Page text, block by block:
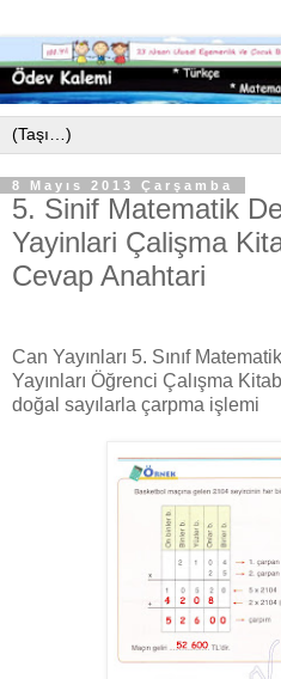
8 Mayıs 2013 Çarşamba
5. Sinif Matematik
Yayinlari Çalişma
Cevap Anahtari
Can Yayınları 5. Sınıf
Yayınları Öğrenci Çalışma
doğal sayılarla çarpma işlemi